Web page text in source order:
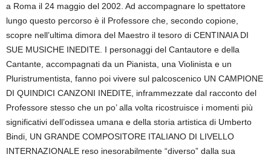
a Roma il 24 maggio del 2002. Ad accompagnare lo spettatore
lungo questo percorso è il Professore che, secondo copione,
scopre nell’ultima dimora del Maestro il tesoro di CENTINAIA DI
SUE MUSICHE INEDITE. I personaggi del Cantautore e della
Cantante, accompagnati da un Pianista, una Violinista e un
Pluristrumentista, fanno poi vivere sul palcoscenico UN CAMPIONE
DI QUINDICI CANZONI INEDITE, inframmezzate dal racconto del
Professore stesso che un po’ alla volta ricostruisce i momenti più
significativi dell’odissea umana e della storia artistica di Umberto
Bindi, UN GRANDE COMPOSITORE ITALIANO DI LIVELLO
INTERNAZIONALE reso inesorabilmente “diverso” dalla sua